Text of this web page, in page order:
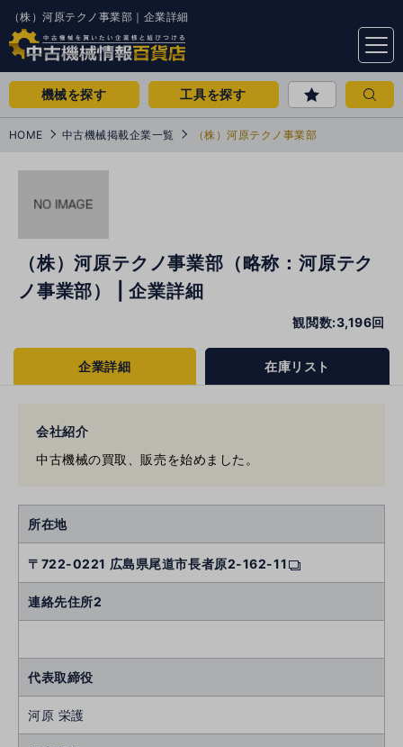
（株）河原テクノ事業部｜企業詳細
menu
機械を探す 工具を探す
HOME 中古機械掲載企業一覧 （株）河原テクノ事業部
（株）河原テクノ事業部（略称：河原テク
ノ事業部） | 企業詳細
観閲数:3,196回
企業詳細 在庫リスト
会社紹介
中古機械の買取、販売を始めました。
所在地
〒722-0221 広島県尾道市長者原2-162-11
連絡先住所2
代表取締役
河原 栄護